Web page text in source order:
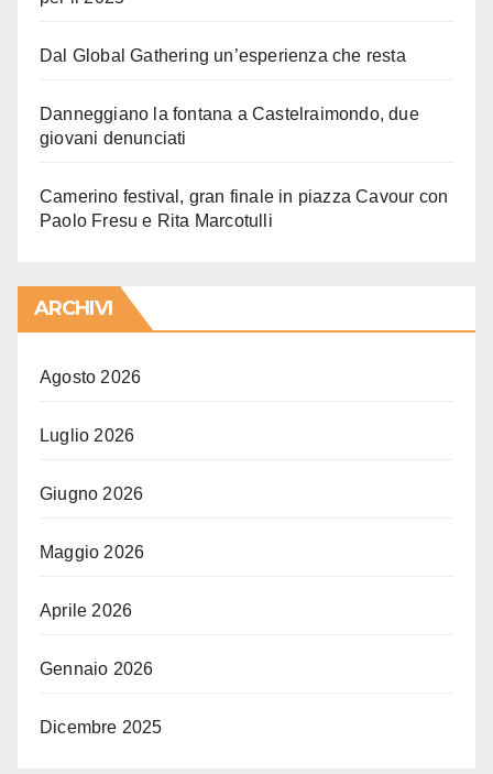
Dal Global Gathering un’esperienza che resta
Danneggiano la fontana a Castelraimondo, due
giovani denunciati
Camerino festival, gran finale in piazza Cavour con
Paolo Fresu e Rita Marcotulli
ARCHIVI
Agosto 2026
Luglio 2026
Giugno 2026
Maggio 2026
Aprile 2026
Gennaio 2026
Dicembre 2025